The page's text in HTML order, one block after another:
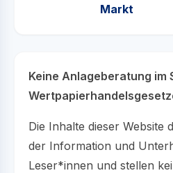
Markt
Keine Anlageberatung im
Die Inhalte dieser Website
der Information und
Leser*innen und stellen